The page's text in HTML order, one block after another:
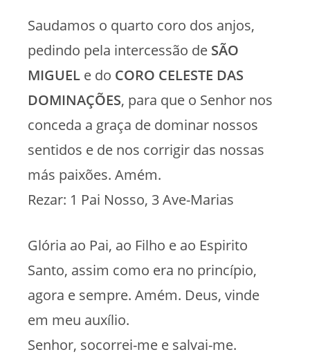
Saudamos o quarto coro dos anjos,
pedindo pela intercessão de SÃO
MIGUEL e do CORO CELESTE DAS
DOMINAÇÕES, para que o Senhor nos
conceda a graça de dominar nossos
sentidos e de nos corrigir das nossas
más paixões. Amém.
Rezar: 1 Pai Nosso, 3 Ave-Marias
Glória ao Pai, ao Filho e ao Espirito
Santo, assim como era no princípio,
agora e sempre. Amém. Deus, vinde
em meu auxílio.
Senhor, socorrei-me e salvai-me.